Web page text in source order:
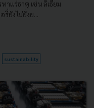
แร่ธาตุ เช่น ลิเธียม
งไม่ยั่งย...
sustainability